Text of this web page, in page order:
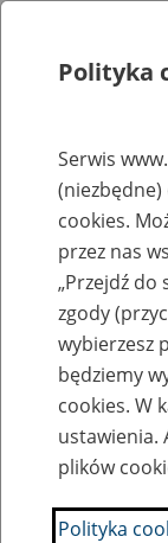
Rejestry, ewidencje i
Baza
Nazwa zakładu
SZUKAJ
Polityka
Serwis
cookies.
przez nas
„Przejdź do
zgody
wybierzesz
będziemy
cookies. W
ustawienia.
plików
Polityka